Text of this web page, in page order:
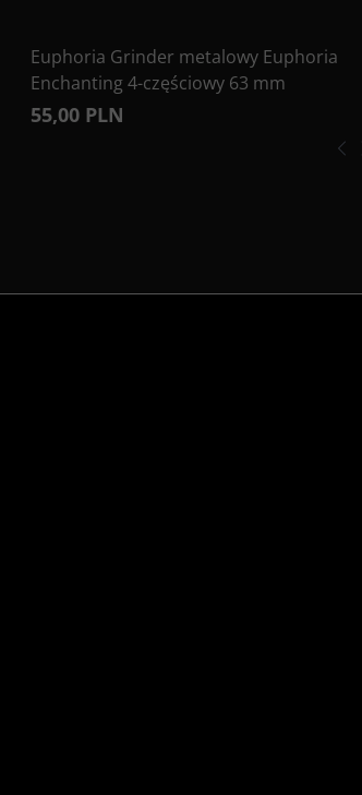
Euphoria Grinder metalowy Euphoria
Enchanting 4-częściowy 63 mm
55,00 PLN